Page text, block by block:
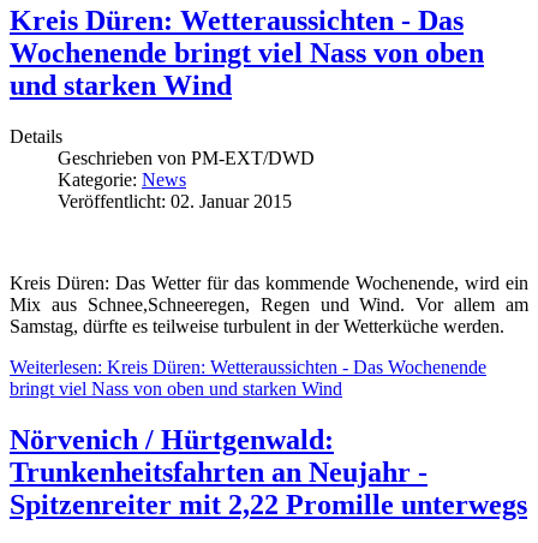
Kreis Düren: Wetteraussichten - Das
Wochenende bringt viel Nass von oben
und starken Wind
Details
Geschrieben von PM-EXT/DWD
Kategorie: News
Veröffentlicht: 02. Januar 2015
Kreis Düren: Das Wetter für das kommende Wochenende, wird ein
Mix aus Schnee,Schneeregen, Regen und Wind. Vor allem am
Samstag, dürfte es teilweise turbulent in der Wetterküche werden.
Weiterlesen: Kreis Düren: Wetteraussichten - Das Wochenende
bringt viel Nass von oben und starken Wind
Nörvenich / Hürtgenwald:
Trunkenheitsfahrten an Neujahr -
Spitzenreiter mit 2,22 Promille unterwegs